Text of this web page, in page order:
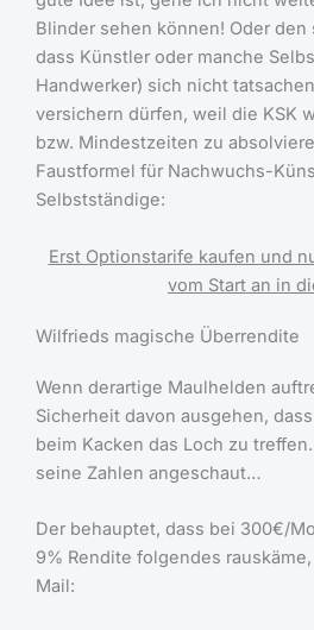
Blinder sehen können! Oder
dass Künstler oder manche
Handwerker) sich nicht
versichern dürfen, weil die KSK
bzw. Mindestzeiten zu
Faustformel für Nachwuchs-
Selbstständige:
Erst Optionstarife kaufen und
vom Start an in
Wilfrieds magische Überrendite
Wenn derartige Maulhelden
Sicherheit davon ausgehen,
beim Kacken das Loch zu
seine Zahlen angeschaut…
Der behauptet, dass bei 300€/
9% Rendite folgendes
Mail: